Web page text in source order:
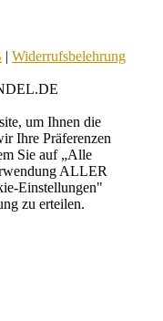
| Widerrufsbelehrung
um Ihnen die
Ihre Präferenzen
Sie auf „Alle
ALLER
Einstellungen"
zu erteilen.